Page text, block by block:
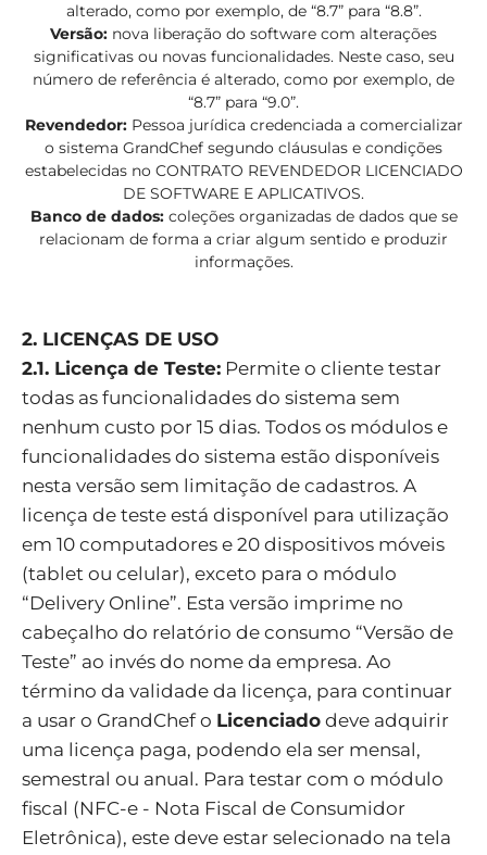
alterado, como por exemplo, de “8.7” para “8.8”.
Versão: nova liberação do software com alterações
significativas ou novas funcionalidades. Neste caso, seu
número de referência é alterado, como por exemplo, de
“8.7” para “9.0”.
Revendedor: Pessoa jurídica credenciada a comercializar
o sistema GrandChef segundo cláusulas e condições
estabelecidas no CONTRATO REVENDEDOR LICENCIADO
DE SOFTWARE E APLICATIVOS.
Banco de dados:coleções organizadas de dados que se
relacionam de forma a criar algum sentido e produzir
informações.
2. LICENÇAS DE USO
2.1. Licença de Teste: Permite o cliente testar
todas as funcionalidades do sistema sem
nenhum custo por 15 dias. Todos os módulos e
funcionalidades do sistema estão disponíveis
nesta versão sem limitação de cadastros. A
licença de teste está disponível para utilização
em 10 computadores e 20 dispositivos móveis
(tablet ou celular), exceto para o módulo
“Delivery Online”. Esta versão imprime no
cabeçalho do relatório de consumo “Versão de
Teste” ao invés do nome da empresa. Ao
término da validade da licença, para continuar
a usar o GrandChef o Licenciado deve adquirir
uma licença paga, podendo ela ser mensal,
semestral ou anual. Para testar com o módulo
fiscal (NFC-e - Nota Fiscal de Consumidor
Eletrônica), este deve estar selecionado na tela